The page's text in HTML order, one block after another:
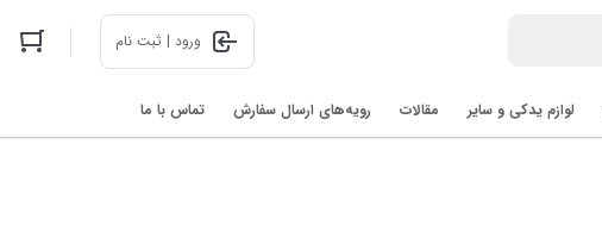
ورود | ثبت نام
لوازم یدکی و سایر مقالات رویه‌های ارسال سفارش تماس با ما